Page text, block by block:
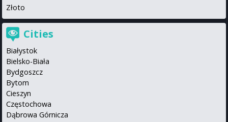
Złoto
Cities
Białystok
Bielsko-Biała
Bydgoszcz
Bytom
Cieszyn
Częstochowa
Dąbrowa Górnicza